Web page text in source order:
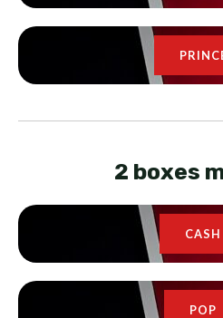
2 boxes
CASH
POP